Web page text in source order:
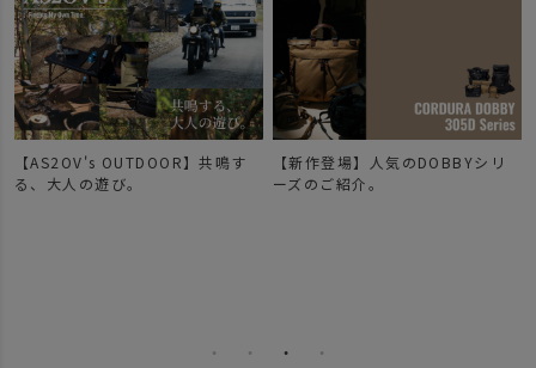
【AS2OV's OUTDOOR】共鳴す
る、大人の遊び。
【新作登場】人気のDOBBYシリ
ーズのご紹介。